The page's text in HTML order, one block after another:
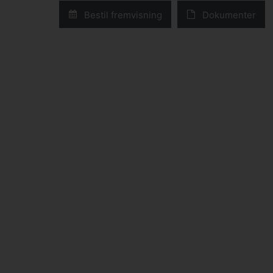
Bestil fremvisning Dokumenter